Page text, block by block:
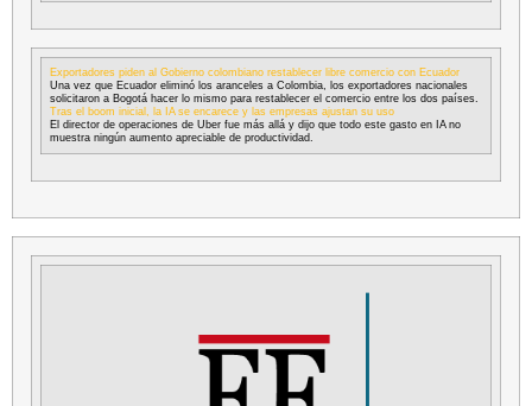
Exportadores piden al Gobierno colombiano restablecer libre comercio con Ecuador
Una vez que Ecuador eliminó los aranceles a Colombia, los exportadores nacionales
solicitaron a Bogotá hacer lo mismo para restablecer el comercio entre los dos países.
Tras el boom inicial, la IA se encarece y las empresas ajustan su uso
El director de operaciones de Uber fue más allá y dijo que todo este gasto en IA no
muestra ningún aumento apreciable de productividad.